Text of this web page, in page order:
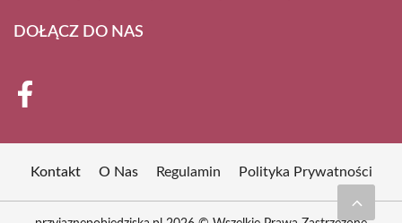
DOŁĄCZ DO NAS
Kontakt O Nas Regulamin Polityka Prywatności